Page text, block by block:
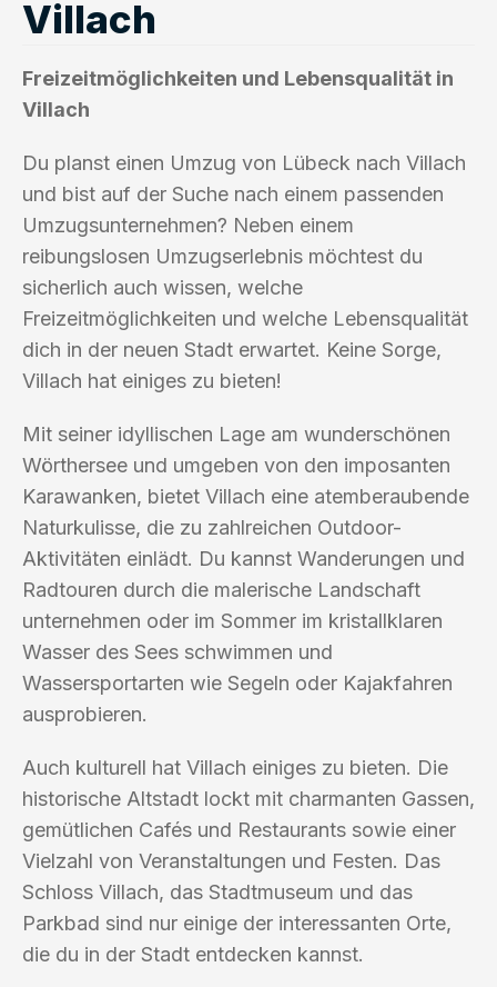
Villach
Freizeitmöglichkeiten und Lebensqualität in
Villach
Du planst einen Umzug von Lübeck nach Villach
und bist auf der Suche nach einem passenden
Umzugsunternehmen? Neben einem
reibungslosen Umzugserlebnis möchtest du
sicherlich auch wissen, welche
Freizeitmöglichkeiten und welche Lebensqualität
dich in der neuen Stadt erwartet. Keine Sorge,
Villach hat einiges zu bieten!
Mit seiner idyllischen Lage am wunderschönen
Wörthersee und umgeben von den imposanten
Karawanken, bietet Villach eine atemberaubende
Naturkulisse, die zu zahlreichen Outdoor-
Aktivitäten einlädt. Du kannst Wanderungen und
Radtouren durch die malerische Landschaft
unternehmen oder im Sommer im kristallklaren
Wasser des Sees schwimmen und
Wassersportarten wie Segeln oder Kajakfahren
ausprobieren.
Auch kulturell hat Villach einiges zu bieten. Die
historische Altstadt lockt mit charmanten Gassen,
gemütlichen Cafés und Restaurants sowie einer
Vielzahl von Veranstaltungen und Festen. Das
Schloss Villach, das Stadtmuseum und das
Parkbad sind nur einige der interessanten Orte,
die du in der Stadt entdecken kannst.